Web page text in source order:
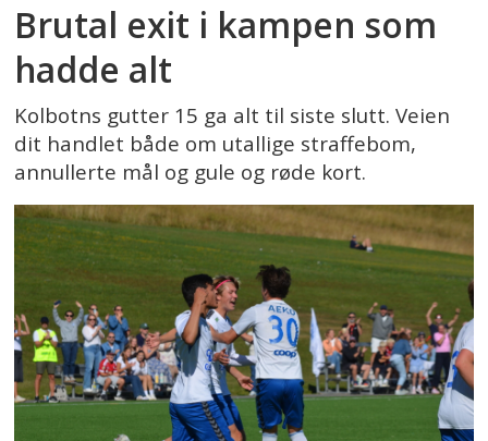
Brutal exit i kampen som
hadde alt
Kolbotns gutter 15 ga alt til siste slutt. Veien
dit handlet både om utallige straffebom,
annullerte mål og gule og røde kort.